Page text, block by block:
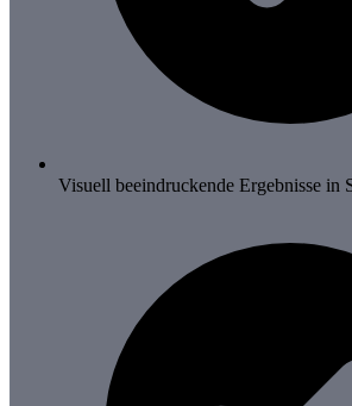
Visuell beeindruckende Ergebnisse in